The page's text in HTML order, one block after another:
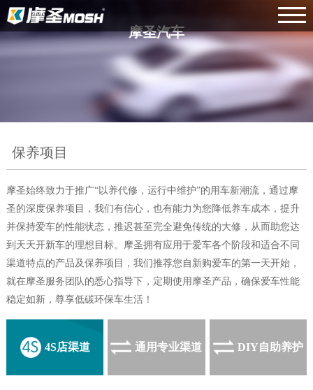
摩圣汽车
保养项目
摩圣始终致力于推广“以养代修，运行中维护”的用车新潮流，通过摩
圣的深度保养项目，我们有信心，也有能力为您降低养车成本，提升
并保持爱车的性能状态，推迟甚至完全避免传统的大修，从而助您达
到天天开新车的理想目标。摩圣拥有应用于爱车各个阶段和适合不同
渠道特点的产品及保养项目，我们推荐您自新购爱车的第一天开始，
就在摩圣服务团队的悉心指导下，定期使用摩圣产品，确保爱车性能
稳定如新，尊享低碳环保车生活！
4S店渠道 通用专业渠道 DIY自助养护